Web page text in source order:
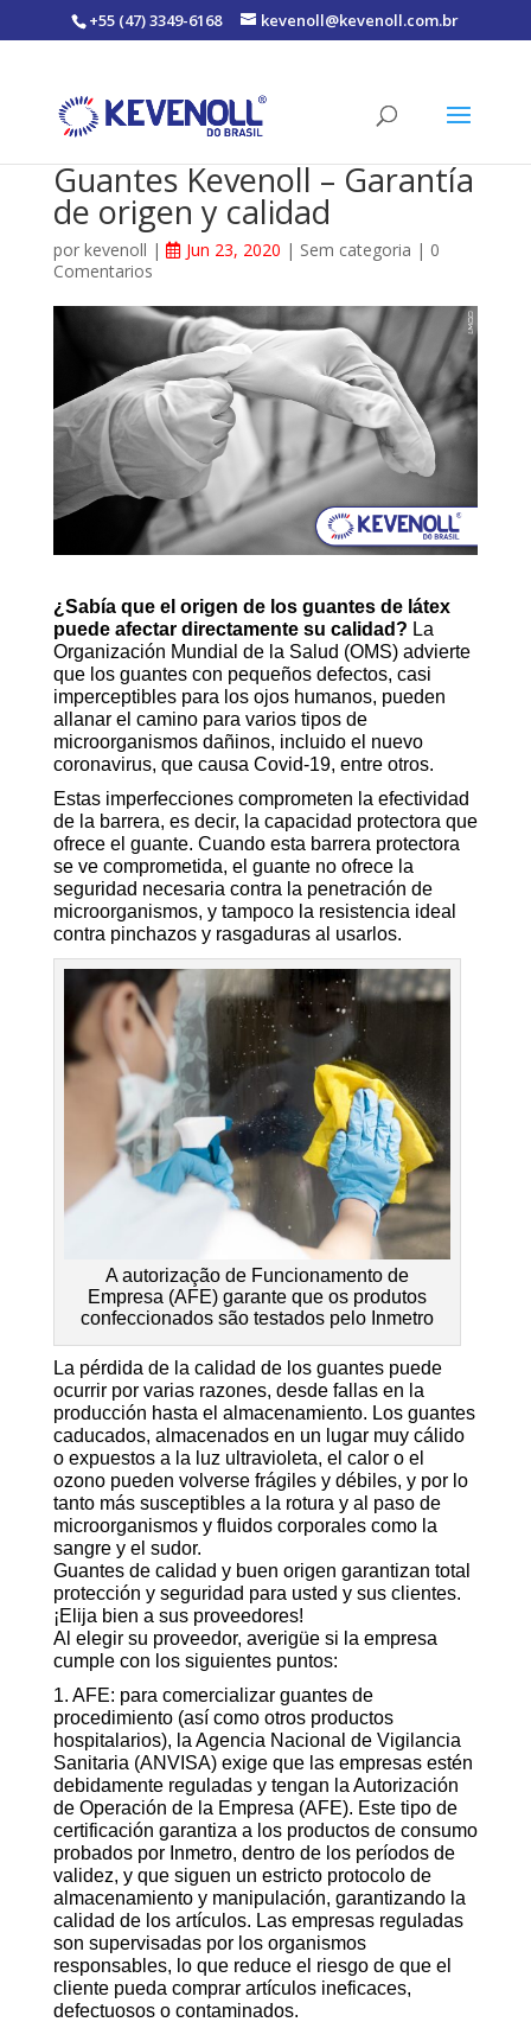
+55 (47) 3349-6168 kevenoll@kevenoll.com.br
Guantes Kevenoll – Garantía
de origen y calidad
por kevenoll | Jun 23, 2020 | Sem categoria | 0
Comentarios
¿Sabía que el origen de los guantes de látex
puede afectar directamente su calidad? La
Organización Mundial de la Salud (OMS) advierte
que los guantes con pequeños defectos, casi
imperceptibles para los ojos humanos, pueden
allanar el camino para varios tipos de
microorganismos dañinos, incluido el nuevo
coronavirus, que causa Covid-19, entre otros.
Estas imperfecciones comprometen la efectividad
de la barrera, es decir, la capacidad protectora que
ofrece el guante. Cuando esta barrera protectora
se ve comprometida, el guante no ofrece la
seguridad necesaria contra la penetración de
microorganismos, y tampoco la resistencia ideal
contra pinchazos y rasgaduras al usarlos.
A autorização de Funcionamento de
Empresa (AFE) garante que os produtos
confeccionados são testados pelo Inmetro
La pérdida de la calidad de los guantes puede
ocurrir por varias razones, desde fallas en la
producción hasta el almacenamiento. Los guantes
caducados, almacenados en un lugar muy cálido
o expuestos a la luz ultravioleta, el calor o el
ozono pueden volverse frágiles y débiles, y por lo
tanto más susceptibles a la rotura y al paso de
microorganismos y fluidos corporales como la
sangre y el sudor.
Guantes de calidad y buen origen garantizan total
protección y seguridad para usted y sus clientes.
¡Elija bien a sus proveedores!
Al elegir su proveedor, averigüe si la empresa
cumple con los siguientes puntos:
1. AFE: para comercializar guantes de
procedimiento (así como otros productos
hospitalarios), la Agencia Nacional de Vigilancia
Sanitaria (ANVISA) exige que las empresas estén
debidamente reguladas y tengan la Autorización
de Operación de la Empresa (AFE). Este tipo de
certificación garantiza a los productos de consumo
probados por Inmetro, dentro de los períodos de
validez, y que siguen un estricto protocolo de
almacenamiento y manipulación, garantizando la
calidad de los artículos. Las empresas reguladas
son supervisadas por los organismos
responsables, lo que reduce el riesgo de que el
cliente pueda comprar artículos ineficaces,
defectuosos o contaminados.